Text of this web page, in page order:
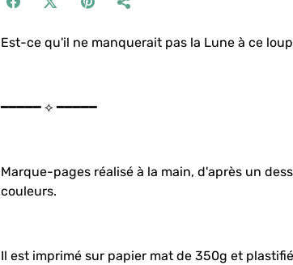
Est-ce qu'il ne manquerait pas la Lune à ce
━━━━━ ⟡ ━━━━━
Marque-pages réalisé à la main, d'après un
couleurs.
Il est imprimé sur papier mat de 350g et